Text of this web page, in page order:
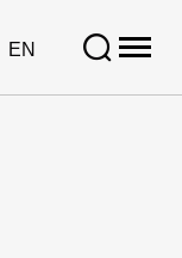
EN
IN:
site